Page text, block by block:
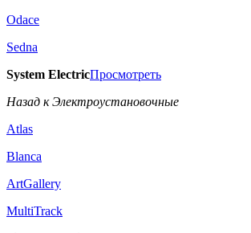
Odace
Sedna
System ElectricПросмотреть
Назад к Электроустановочные
Atlas
Blanca
ArtGallery
MultiTrack